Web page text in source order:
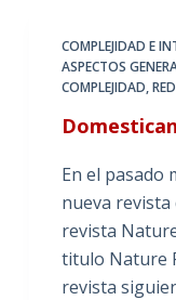
COMPLEJIDAD E
ASPECTOS
COMPLEJIDAD,
En el pasado
nueva
revista
titulo Nature
revista